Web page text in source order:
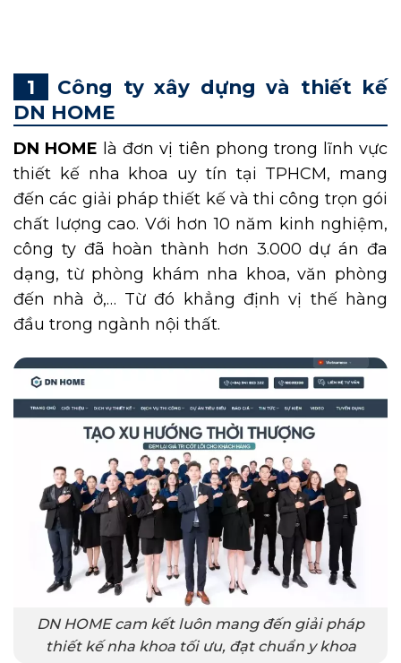
Công ty xây dựng và thiết kế
DN HOME
DN HOME là đơn vị tiên phong trong lĩnh vực
thiết kế nha khoa uy tín tại TPHCM, mang
đến các giải pháp thiết kế và thi công trọn gói
chất lượng cao. Với hơn 10 năm kinh nghiệm,
công ty đã hoàn thành hơn 3.000 dự án đa
dạng, từ phòng khám nha khoa, văn phòng
đến nhà ở,… Từ đó khẳng định vị thế hàng
đầu trong ngành nội thất.
DN HOME cam kết luôn mang đến giải pháp
thiết kế nha khoa tối ưu, đạt chuẩn y khoa